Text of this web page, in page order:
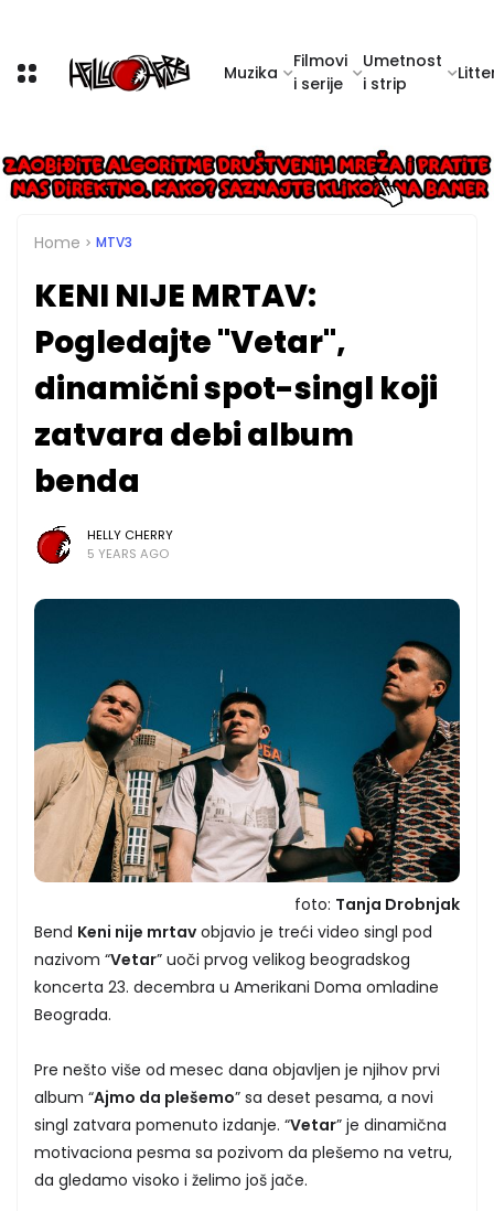
Muzika
Filmovi
i serije
Umetnost
i strip
Home MTV3
KENI NIJE MRTAV:
Pogledajte "Vetar",
dinamični spot-singl koji
zatvara debi album
benda
HELLY CHERRY
5 YEARS AGO
foto: Tanja Drobnjak
Bend Keni nije mrtav objavio je treći video singl pod
nazivom “Vetar” uoči prvog velikog beogradskog
koncerta 23. decembra u Amerikani Doma omladine
Beograda.
Pre nešto više od mesec dana objavljen je njihov prvi
album “Ajmo da plešemo” sa deset pesama, a novi
singl zatvara pomenuto izdanje. “Vetar” je dinamična
motivaciona pesma sa pozivom da plešemo na vetru,
da gledamo visoko i želimo još jače.